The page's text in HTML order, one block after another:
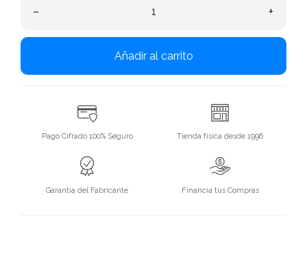
– +
Añadir al carrito
Pago Cifrado 100% Seguro Tienda física desde 1996
Garantía del Fabricante Financia tus Compras